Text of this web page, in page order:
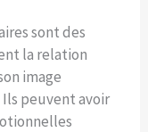
sont des
la relation
image
peuvent avoir